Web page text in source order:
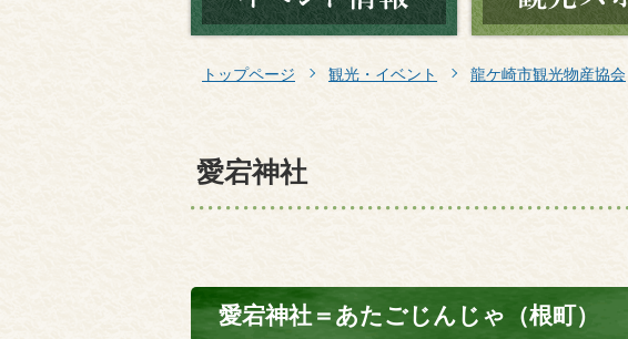
トップページ 観光・イベント 龍ケ崎市観光物産協会
愛宕神社
愛宕神社＝あたごじんじゃ（根町）